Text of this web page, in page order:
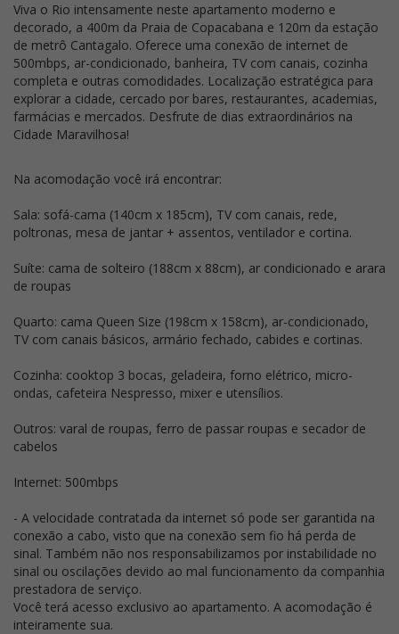
Viva o Rio intensamente neste apartamento moderno e
decorado, a 400m da Praia de Copacabana e 120m da estação
de metrô Cantagalo. Oferece uma conexão de internet de
500mbps, ar-condicionado, banheira, TV com canais, cozinha
completa e outras comodidades. Localização estratégica para
explorar a cidade, cercado por bares, restaurantes, academias,
farmácias e mercados. Desfrute de dias extraordinários na
Cidade Maravilhosa!
Na acomodação você irá encontrar:
Sala: sofá-cama (140cm x 185cm), TV com canais, rede,
poltronas, mesa de jantar + assentos, ventilador e cortina.
Suíte: cama de solteiro (188cm x 88cm), ar condicionado e arara
de roupas
Quarto: cama Queen Size (198cm x 158cm), ar-condicionado,
TV com canais básicos, armário fechado, cabides e cortinas.
Cozinha: cooktop 3 bocas, geladeira, forno elétrico, micro-
ondas, cafeteira Nespresso, mixer e utensílios.
Outros: varal de roupas, ferro de passar roupas e secador de
cabelos
Internet: 500mbps
- A velocidade contratada da internet só pode ser garantida na
conexão a cabo, visto que na conexão sem fio há perda de
sinal. Também não nos responsabilizamos por instabilidade no
sinal ou oscilações devido ao mal funcionamento da companhia
prestadora de serviço.
Você terá acesso exclusivo ao apartamento. A acomodação é
inteiramente sua.